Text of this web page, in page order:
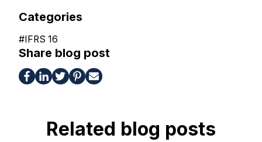
Categories
#IFRS 16
Share blog post
Related blog posts